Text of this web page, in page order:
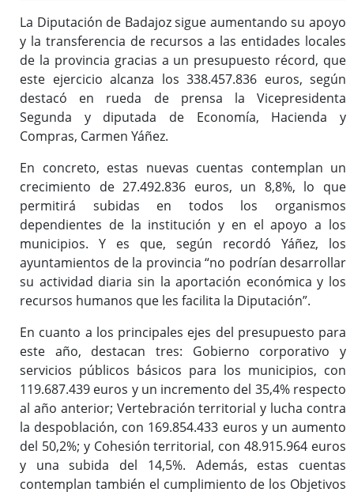
La Diputación de Badajoz sigue aumentando su apoyo
y la transferencia de recursos a las entidades locales
de la provincia gracias a un presupuesto récord, que
este ejercicio alcanza los 338.457.836 euros, según
destacó en rueda de prensa la Vicepresidenta
Segunda y diputada de Economía, Hacienda y
Compras, Carmen Yáñez.
En concreto, estas nuevas cuentas contemplan un
crecimiento de 27.492.836 euros, un 8,8%, lo que
permitirá subidas en todos los organismos
dependientes de la institución y en el apoyo a los
municipios. Y es que, según recordó Yáñez, los
ayuntamientos de la provincia “no podrían desarrollar
su actividad diaria sin la aportación económica y los
recursos humanos que les facilita la Diputación”.
En cuanto a los principales ejes del presupuesto para
este año, destacan tres: Gobierno corporativo y
servicios públicos básicos para los municipios, con
119.687.439 euros y un incremento del 35,4% respecto
al año anterior; Vertebración territorial y lucha contra
la despoblación, con 169.854.433 euros y un aumento
del 50,2%; y Cohesión territorial, con 48.915.964 euros
y una subida del 14,5%. Además, estas cuentas
contemplan también el cumplimiento de los Objetivos